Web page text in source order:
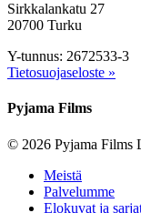
Sirkkalankatu 27
20700 Turku
Y-tunnus: 2672533-3
Tietosuojaseloste »
Pyjama Films
© 2026 Pyjama Films
Close
Menu
Meistä
Palvelumme
Elokuvat ja